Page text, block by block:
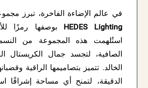
في عالم الإضاءة الفاخرة، تبرز
HEDES Lighting بوصفها رمزًا
استُلهمت هذه المجموعة من
الصافية، لتجسد جمال الكريستال
الخالد. تتميز بتصاميمها الراقية
الدقيقة، لتمنح أي مساحة إشراقًا